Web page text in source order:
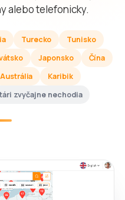
alebo telefonicky.
Turecko
Tunisko
Japonsko
Čína
Austrália
Karibik
zvyčajne nechodia